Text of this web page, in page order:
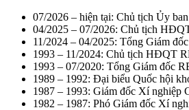
07/2026 – hiện tại: Chủ tịch Ủy
04/2025 – 07/2026: Chủ tịch
11/2024 – 04/2025: Tổng Giám
1993 – 11/2024: Chủ tịch HĐQT
1993 – 07/2020: Tổng Giám đốc
1989 – 1992: Đại biểu Quốc hội
1987 – 1993: Giám đốc Xí nghiệp
1982 – 1987: Phó Giám đốc Xí